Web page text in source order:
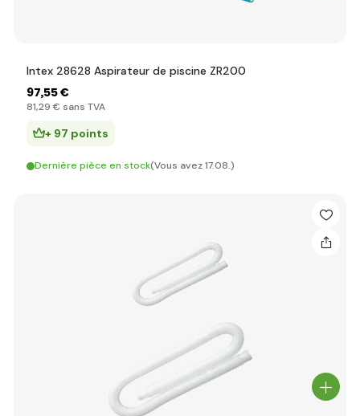
Intex 28628 Aspirateur de piscine ZR200
97,55 €
81,29 € sans TVA
+ 97 points
Dernière pièce en stock(Vous avez 17.08.)